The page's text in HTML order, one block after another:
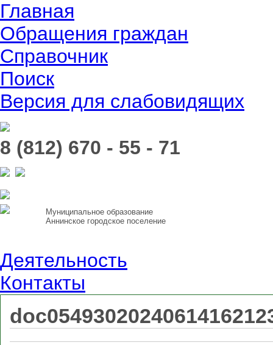
Главная
Обращения граждан
Справочник
Поиск
Версия для слабовидящих
8 (812) 670 - 55 - 71
Муниципальное образование
Аннинское городское поселение
Деятельность
Контакты